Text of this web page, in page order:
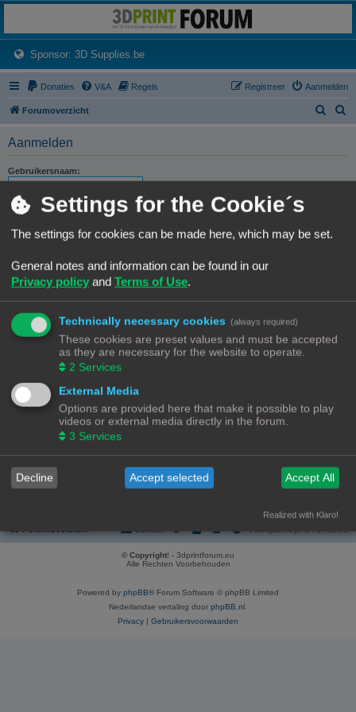
Het 3D print forum van de Benelux na de sluiting van 3dprintforum.nl
Sponsor: 3D Supplies.be(Opens a new tab)
Donaties V&A Regels Aanmelden
Registreer
Forumoverzicht
Aanmelden
Gebruikersnaam:
Wachtwoord:
Ik ben mijn wachtwoord vergeten
Onthouden
REGISTREER
Om je te kunnen aanmelden, moet je geregistreerd zijn. Registratie neemt
enkele minuten in beslag, maar geeft je extra mogelijkheden. De
forumbeheerder kan ook extra permissies toestaan aan geregistreerde
gebruikers. Lees voor registratie onze gebruiksvoorwaarden en het
bijbehorend beleid. Bekijk ook de regels als je gebruik maakt van het forum.
Gebruikersvoorwaarden|Privacybeleid
Registreer
© Copyright! - 3dprintforum.eu
Alle Rechten Voorbehouden
Powered by phpBB® Forum Software © phpBB Limited
Nederlandse vertaling door phpBB.nl
Privacy | Gebruikersvoorwaarden
Settings for the Cookie´s
The settings for cookies can be made here, which may be set.
General notes and information can be found in our
Privacy policy and Terms of Use.
Technically necessary cookies (always required)
These cookies are preset values and must be accepted
as they are necessary for the website to operate.
2 Services
External Media
Options are provided here that make it possible to play
videos or external media directly in the forum.
3 Services
Decline Accept selected Accept All
Realized with Klaro!